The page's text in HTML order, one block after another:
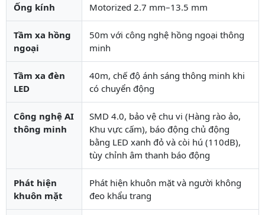
Ống kính Motorized 2.7 mm–13.5 mm
Tầm xa hồng
ngoại
50m với công nghệ hồng ngoại thông
minh
Tầm xa đèn
LED
40m, chế độ ánh sáng thông minh khi
có chuyển động
Công nghệ AI
thông minh
SMD 4.0, bảo vệ chu vi (Hàng rào ảo,
Khu vực cấm), báo động chủ động
bằng LED xanh đỏ và còi hú (110dB),
tùy chỉnh âm thanh báo động
Phát hiện
khuôn mặt
Phát hiện khuôn mặt và người không
đeo khẩu trang